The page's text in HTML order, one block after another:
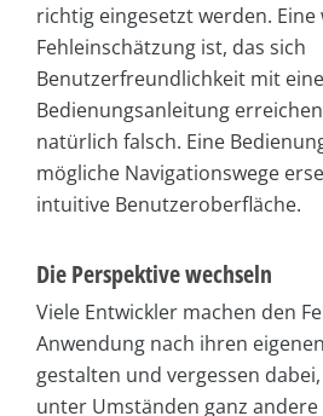
richtig eingesetzt werden. Eine
Fehleinschätzung ist, das sich
Benutzerfreundlichkeit mit
Bedienungsanleitung
natürlich falsch. Eine
mögliche Navigationswege
intuitive Benutzeroberfläche.
Die Perspektive wechseln
Viele Entwickler machen den
Anwendung nach ihren
gestalten und vergessen
unter Umständen ganz